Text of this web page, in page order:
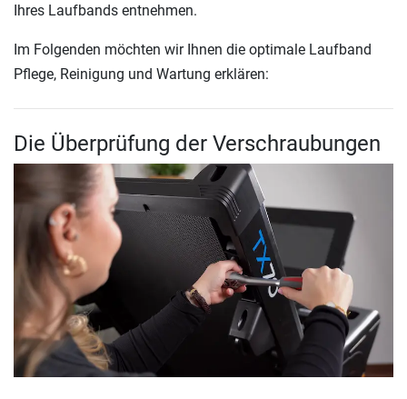
Ihres Laufbands entnehmen.
Im Folgenden möchten wir Ihnen die optimale Laufband
Pflege, Reinigung und Wartung erklären:
Die Überprüfung der Verschraubungen